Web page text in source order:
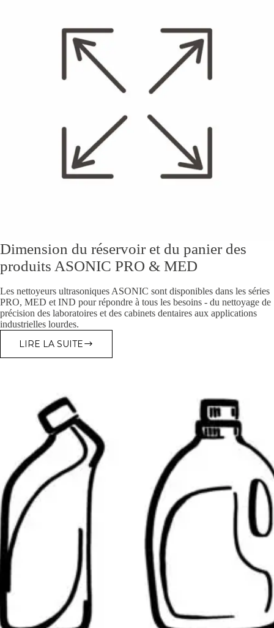
Dimension du réservoir et du panier des
produits ASONIC PRO & MED
Les nettoyeurs ultrasoniques ASONIC sont disponibles dans les séries
PRO, MED et IND pour répondre à tous les besoins - du nettoyage de
précision des laboratoires et des cabinets dentaires aux applications
industrielles lourdes.
LIRE LA SUITE
DIMENSION
DU
PANIER
DES
PRODUITS
ASONIC
MED